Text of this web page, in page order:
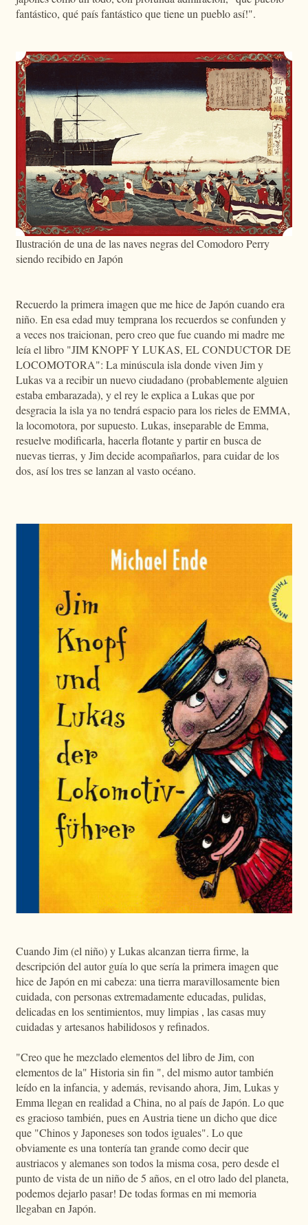
fantástico, qué país fantástico que tiene un pueblo así!".
Ilustración de una de las naves negras del Comodoro Perry
siendo recibido en Japón
Recuerdo la primera imagen que me hice de Japón cuando era
niño. En esa edad muy temprana los recuerdos se confunden y
a veces nos traicionan, pero creo que fue cuando mi madre me
leía el libro "JIM KNOPF Y LUKAS, EL CONDUCTOR DE
LOCOMOTORA": La minúscula isla donde viven Jim y
Lukas va a recibir un nuevo ciudadano (probablemente alguien
estaba embarazada), y el rey le explica a Lukas que por
desgracia la isla ya no tendrá espacio para los rieles de EMMA,
la locomotora, por supuesto. Lukas, inseparable de Emma,
resuelve modificarla, hacerla flotante y partir en busca de
nuevas tierras, y Jim decide acompañarlos, para cuidar de los
dos, así los tres se lanzan al vasto océano.
Cuando Jim (el niño) y Lukas alcanzan tierra firme, la
descripción del autor guía lo que sería la primera imagen que
hice de Japón en mi cabeza: una tierra maravillosamente bien
cuidada, con personas extremadamente educadas, pulidas,
delicadas en los sentimientos, muy limpias , las casas muy
cuidadas y artesanos habilidosos y refinados.
"Creo que he mezclado elementos del libro de Jim, con
elementos de la" Historia sin fin ", del mismo autor también
leído en la infancia, y además, revisando ahora, Jim, Lukas y
Emma llegan en realidad a China, no al país de Japón. Lo que
es gracioso también, pues en Austria tiene un dicho que dice
que "Chinos y Japoneses son todos iguales". Lo que
obviamente es una tontería tan grande como decir que
austriacos y alemanes son todos la misma cosa, pero desde el
punto de vista de un niño de 5 años, en el otro lado del planeta,
podemos dejarlo pasar! De todas formas en mi memoria
llegaban en Japón.